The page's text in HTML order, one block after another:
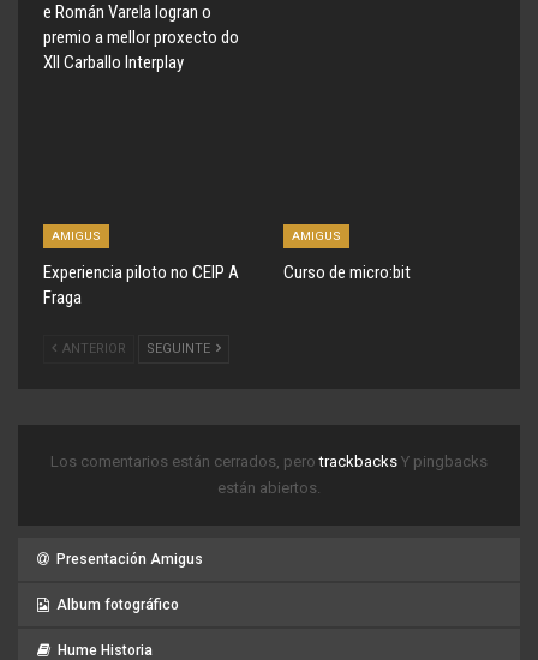
e Román Varela logran o
premio a mellor proxecto do
XII Carballo Interplay
AMIGUS
Experiencia piloto no CEIP A
Fraga
AMIGUS
Curso de micro:bit
ANTERIOR SEGUINTE
Los comentarios están cerrados, perotrackbacks Y pingbacks
están abiertos.
Presentación Amigus
Album fotográfico
Hume Historia